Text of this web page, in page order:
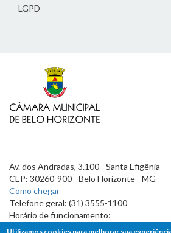
LGPD
Av. dos Andradas, 3.100 - Santa Efigênia
CEP: 30260-900 - Belo Horizonte - MG
Como chegar
Telefone geral: (31) 3555-1100
Horário de funcionamento:
7h às 19h